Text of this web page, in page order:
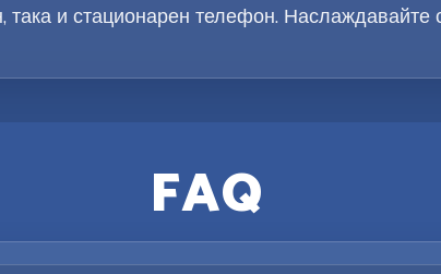
така и стационарен телефон.
FAQ